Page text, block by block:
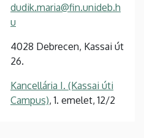
dudik.maria@fin.unideb.h
u
4028 Debrecen, Kassai út
26.
Kancellária I. (Kassai úti
Campus), 1. emelet, 12/2